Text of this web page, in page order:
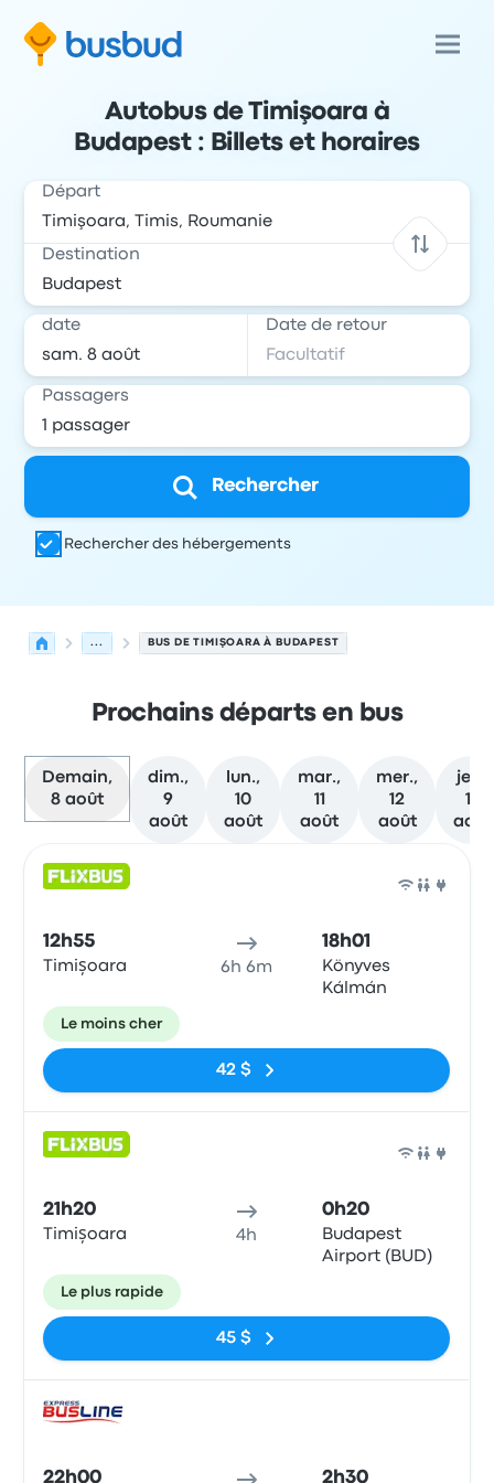
Autobus de Timişoara à
Budapest : Billets et horaires
Départ
Destination
date Date de retour
Passagers
Rechercher
Rechercher des hébergements
... BUS DE TIMIŞOARA À BUDAPEST
Prochains départs en bus
Demain,
8 août
dim.,
9
août
lun.,
10
août
mar.,
11
août
mer.,
12
août
jeu.,
13
août
12h55
Timișoara 6h 6m
18h01
Könyves
Kálmán
Le moins cher
42 $
21h20
Timișoara 4h
0h20
Budapest
Airport (BUD)
Le plus rapide
45 $
22h00 2h30